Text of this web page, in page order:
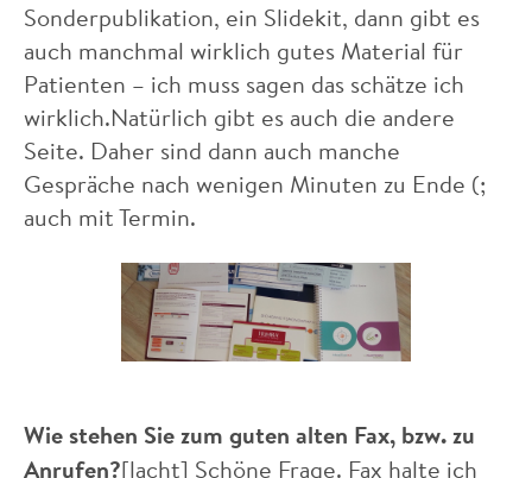
Sonderpublikation, ein Slidekit, dann gibt es
auch manchmal wirklich gutes Material für
Patienten – ich muss sagen das schätze ich
wirklich.Natürlich gibt es auch die andere
Seite. Daher sind dann auch manche
Gespräche nach wenigen Minuten zu Ende (;
auch mit Termin.
Wie stehen Sie zum guten alten Fax, bzw. zu
Anrufen?[lacht] Schöne Frage. Fax halte ich